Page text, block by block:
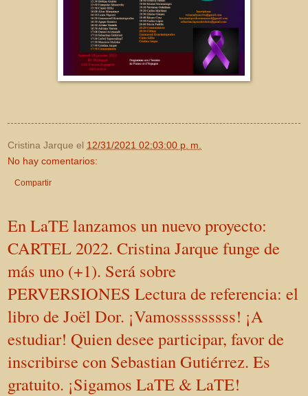
Cristina Jarque el 12/31/2021 02:03:00 p. m.
No hay comentarios:
Compartir
En LaTE lanzamos un nuevo proyecto:
CARTEL 2022. Cristina Jarque funge de
más uno (+1). Será sobre
PERVERSIONES Lectura de referencia: el
libro de Joël Dor. ¡Vamosssssssss! ¡A
estudiar! Quien desee participar, favor de
inscribirse con Sebastian Gutiérrez. Es
gratuito. ¡Sigamos LaTE & LaTE!